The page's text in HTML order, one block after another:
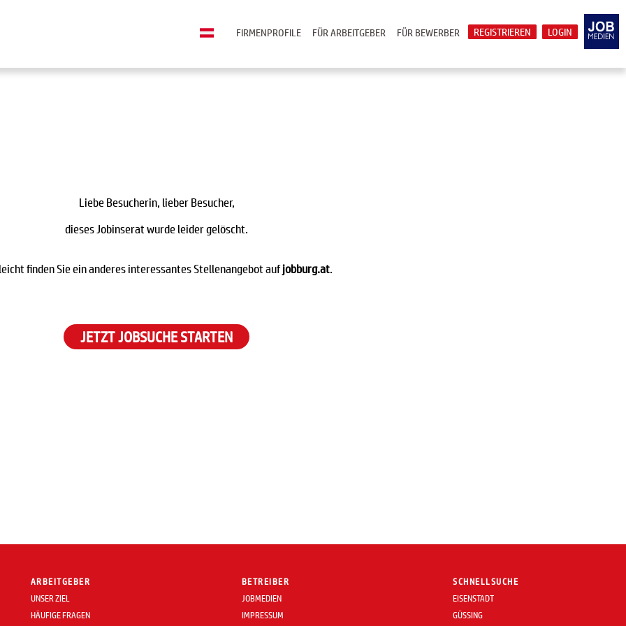
LOGIN
REGISTRIEREN
FÜR BEWERBER
FÜR ARBEITGEBER
FIRMENPROFILE
Liebe Besucherin, lieber Besucher,
dieses Jobinserat wurde leider gelöscht.
finden Sie ein anderes interessantes Stellenangebot aufjobburg.at.
JETZT JOBSUCHE STARTEN
ARBEITGEBER
UNSER ZIEL
HÄUFIGE FRAGEN
BETREIBER
JOBMEDIEN
IMPRESSUM
SCHNELLSUCHE
EISENSTADT
GÜSSING